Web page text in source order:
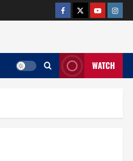
facebooktwitter
WATCH